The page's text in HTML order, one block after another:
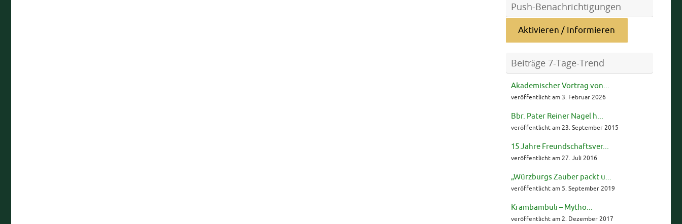
Push-Benachrichtigungen
Aktivieren / Informieren
Beiträge 7-Tage-Trend
Akademischer Vortrag von...
veröffentlicht am 3. Februar 2026
Bbr. Pater Reiner Nagel h...
veröffentlicht am 23. September 2015
15 Jahre Freundschaftsver...
veröffentlicht am 27. Juli 2016
„Würzburgs Zauber packt u...
veröffentlicht am 5. September 2019
Krambambuli – Mytho...
veröffentlicht am 2. Dezember 2017